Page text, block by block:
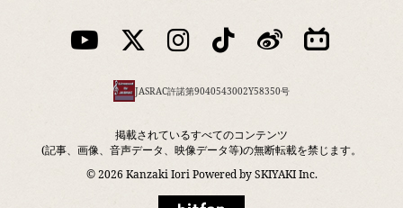
JASRAC許諾第9040543002Y58350号
掲載されているすべてのコンテンツ
(記事、画像、音声データ、映像データ等)の無断転載を禁じます。
© 2026 Kanzaki Iori Powered bySKIYAKI Inc.